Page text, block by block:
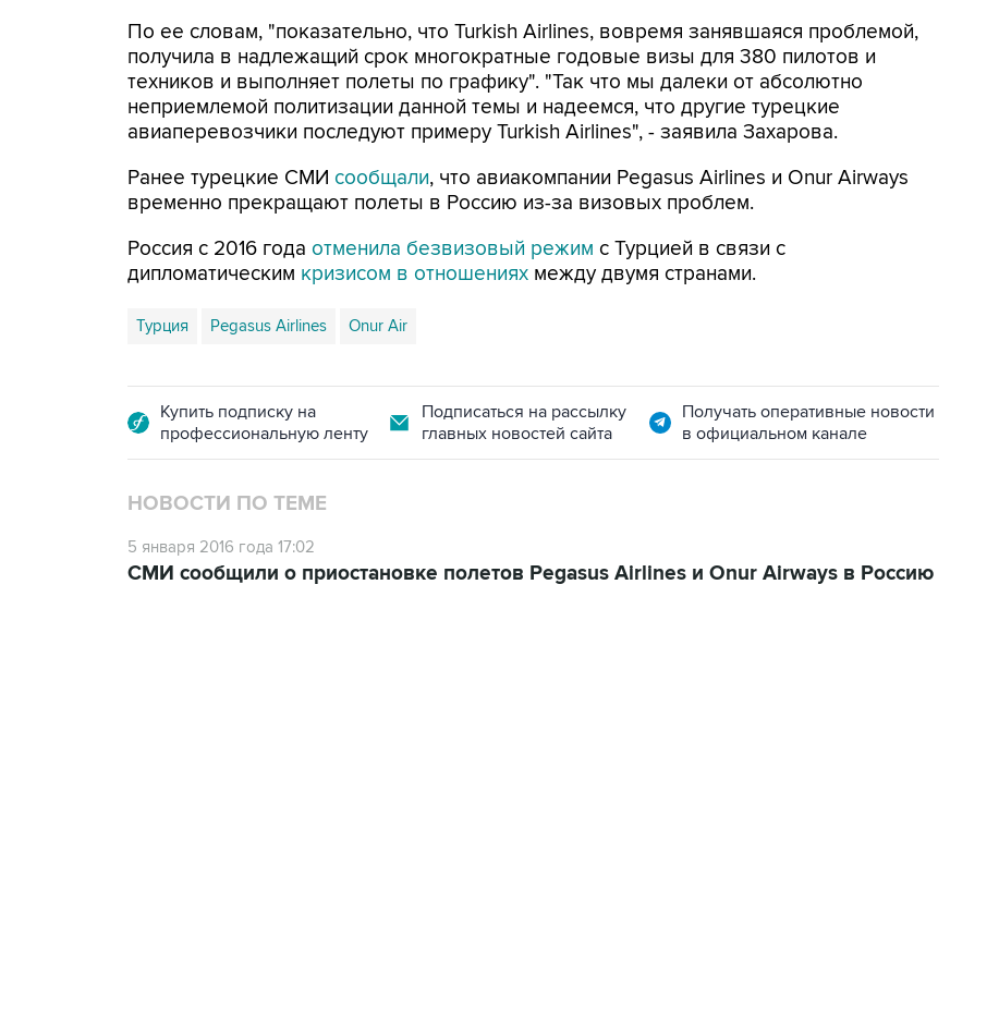
По ее словам, "показательно, что Turkish Airlines, вовремя занявшаяся проблемой,
получила в надлежащий срок многократные годовые визы для 380 пилотов и
техников и выполняет полеты по графику". "Так что мы далеки от абсолютно
неприемлемой политизации данной темы и надеемся, что другие турецкие
авиаперевозчики последуют примеру Turkish Airlines", - заявила Захарова.
Ранее турецкие СМИ сообщали, что авиакомпании Pegasus Airlines и Onur Airways
временно прекращают полеты в Россию из-за визовых проблем.
Россия с 2016 года отменила безвизовый режим с Турцией в связи с
дипломатическим кризисом в отношениях между двумя странами.
Турция Pegasus Airlines Onur Air
Купить подписку на
профессиональную ленту
Подписаться на рассылку
главных новостей сайта
Получать оперативные новости
в официальном канале
НОВОСТИ ПО ТЕМЕ
5 января 2016 года 17:02
СМИ сообщили о приостановке полетов Pegasus Airlines и Onur Airways в Россию